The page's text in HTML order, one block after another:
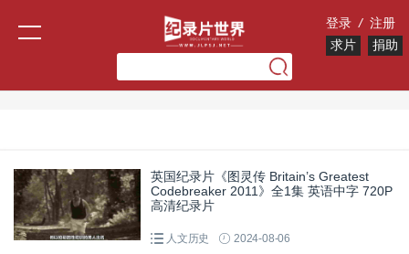
登录 / 注册
求片
捐助
英国纪录片《图灵传 Britain’s Greatest
Codebreaker 2011》全1集 英语中字 720P
高清纪录片
人文历史 2024-08-06